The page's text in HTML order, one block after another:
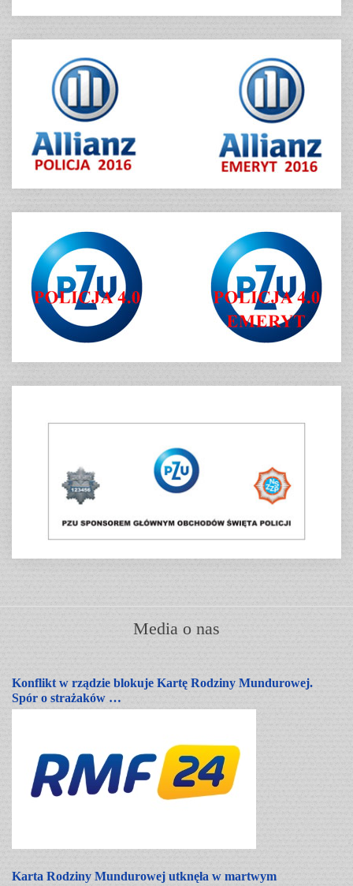
Media o nas
Konflikt w rządzie blokuje Kartę Rodziny Mundurowej.
Spór o strażaków …
Karta Rodziny Mundurowej utknęła w martwym